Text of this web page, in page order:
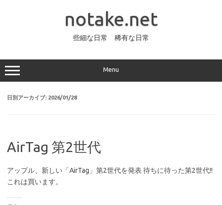
ッ
プ
notake.net
些細な日常 稀有な日常
Menu
日別アーカイブ: 2026/01/28
AirTag 第2世代
アップル、新しい「AirTag」第2世代を発表 待ちに待った第2世代!!
これは買います。